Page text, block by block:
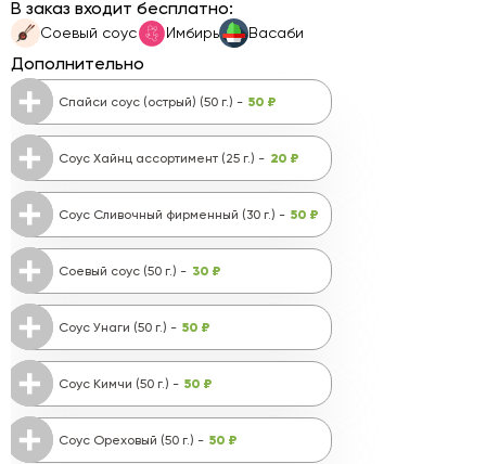
В заказ входит бесплатно:
Соевый соус Имбирь Васаби
Дополнительно
Спайси соус (острый) (50 г.) - 50 ₽
Соус Хайнц ассортимент (25 г.) - 20 ₽
Соус Сливочный фирменный (30 г.) - 50 ₽
Соевый соус (50 г.) - 30 ₽
Соус Унаги (50 г.) - 50 ₽
Соус Кимчи (50 г.) - 50 ₽
Соус Ореховый (50 г.) - 50 ₽